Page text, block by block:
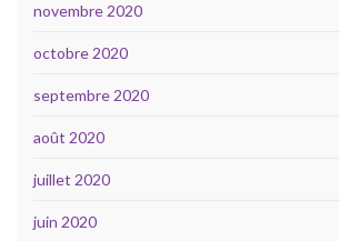
novembre 2020
octobre 2020
septembre 2020
août 2020
juillet 2020
juin 2020